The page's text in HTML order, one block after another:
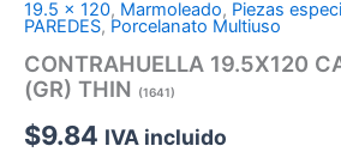
19.5 x 120, Marmoleado, Piezas
PAREDES, Porcelanato Multiuso
CONTRAHUELLA 19.5X120
(GR) THIN
(1641)
$9.84 IVA incluido